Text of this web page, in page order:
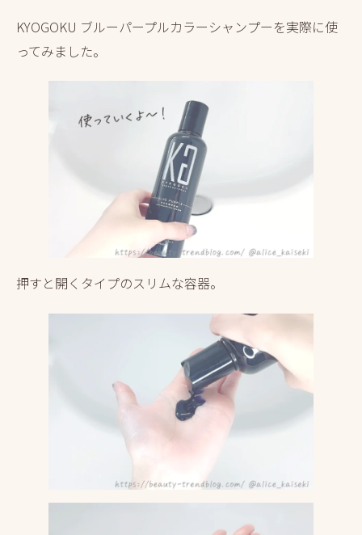
KYOGOKU ブルーパープルカラーシャンプーを実際に使
ってみました。
押すと開くタイプのスリムな容器。